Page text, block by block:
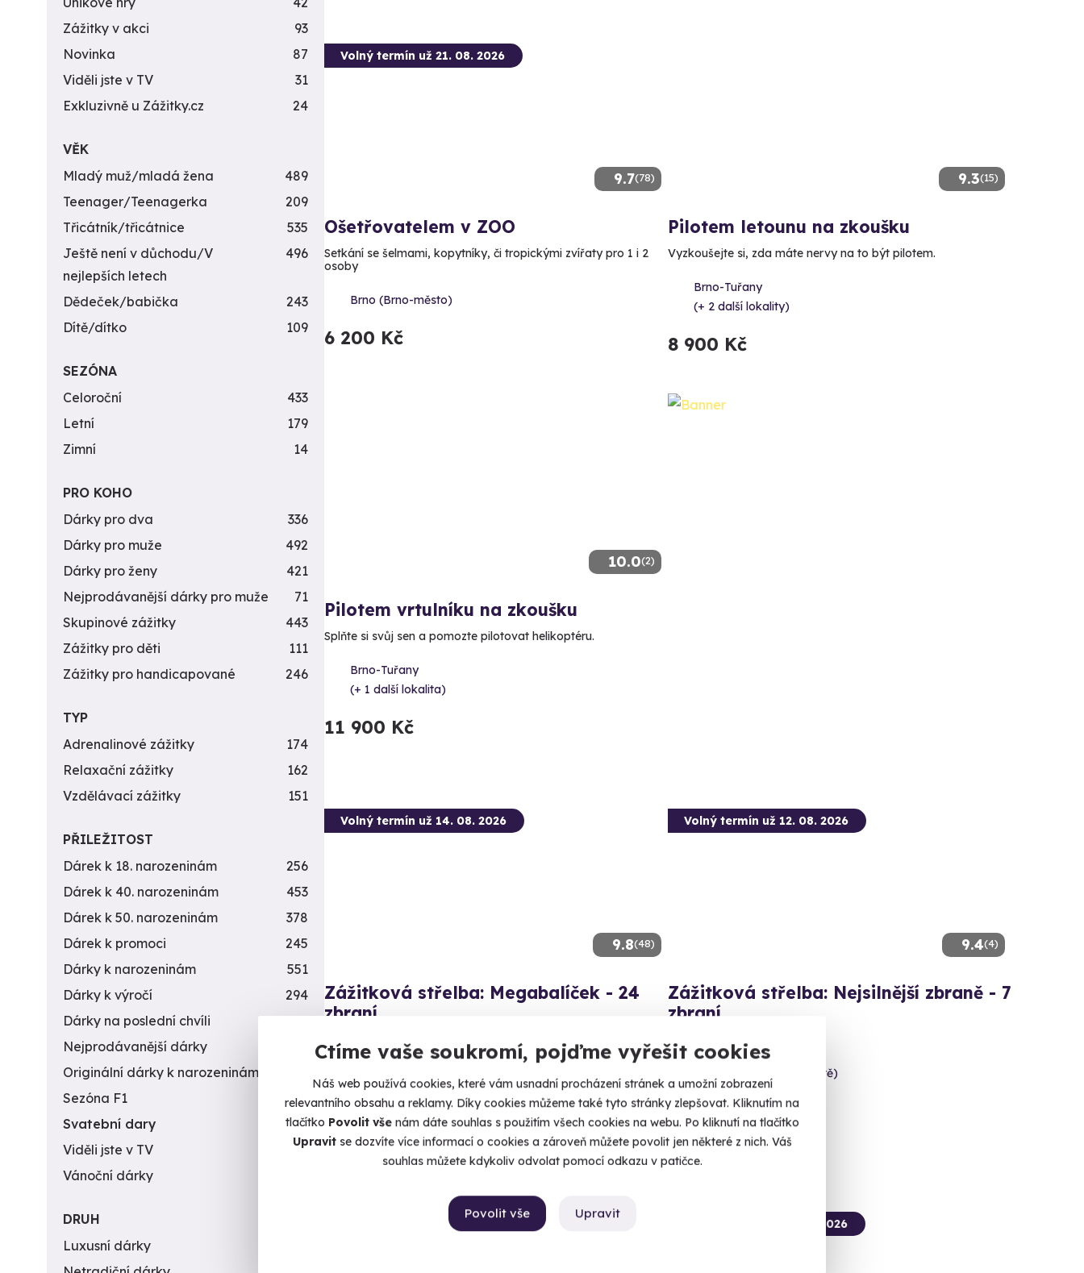
Ctíme vaše soukromí, pojďme vyřešit cookies
Náš web používá cookies, které vám usnadní procházení stránek a umožní zobrazení
relevantního obsahu a reklamy. Díky cookies můžeme také tyto stránky zlepšovat. Kliknutím na
tlačítko Povolit vše nám dáte souhlas s použitím všech cookies na webu. Po kliknutí na tlačítko
Upravitse dozvíte více informací o cookies a zároveň můžete povolit jen některé z nich. Váš
souhlas můžete kdykoliv odvolat pomocí odkazu v patičce.
Upravit
Povolit vše
9.7(78)
Volný termín už 21. 08. 2026
Ošetřovatelem v ZOO
Setkání se šelmami, kopytníky, či tropickými zvířaty pro 1 i 2
osoby
Brno (Brno-město)
6 200 Kč
9.3(15)
Pilotem letounu na zkoušku
Vyzkoušejte si, zda máte nervy na to být pilotem.
Brno-Tuřany
(+ 2 další lokality)
8 900 Kč
10.0(2)
Pilotem vrtulníku na zkoušku
Splňte si svůj sen a pomozte pilotovat helikoptéru.
Brno-Tuřany
(+ 1 další lokalita)
11 900 Kč
9.8(48)
Volný termín už 14. 08. 2026
Zážitková střelba: Megabalíček - 24
zbraní
(+ 28 dalších lokalit)
4 999 Kč
9.4(4)
Volný termín už 12. 08. 2026
Zážitková střelba: Nejsilnější zbraně - 7
zbraní
Bzenec (Uherské Hradiště)
(+ 28 dalších lokalit)
3 599 Kč
Volný termín už 11. 10. 2026
Zážitky v akci
93
Novinka
87
Viděli jste v TV
31
Exkluzivně u Zážitky.cz
24
VĚK
Mladý muž/mladá žena
489
Teenager/Teenagerka
209
Třicátník/třicátnice
535
Ještě není v důchodu/V
nejlepších letech
496
Dědeček/babička
243
Dítě/dítko
109
SEZÓNA
Celoroční
433
Letní
179
Zimní
14
PRO KOHO
Dárky pro dva
336
Dárky pro muže
492
Dárky pro ženy
421
Nejprodávanější dárky pro muže
71
Skupinové zážitky
443
Zážitky pro děti
111
Zážitky pro handicapované
246
TYP
Adrenalinové zážitky
174
Relaxační zážitky
162
Vzdělávací zážitky
151
PŘILEŽITOST
Dárek k 18. narozeninám
256
Dárek k 40. narozeninám
453
Dárek k 50. narozeninám
378
Dárek k promoci
245
Dárky k narozeninám
551
Dárky k výročí
294
Dárky na poslední chvíli
450
Nejprodávanější dárky
Originální dárky k narozeninám
Sezóna F1
4
Svatební dary
196
Viděli jste v TV
31
Vánoční dárky
DRUH
Luxusní dárky